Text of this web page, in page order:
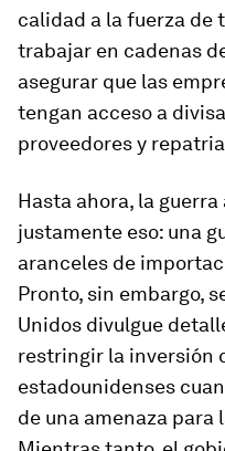
calidad a la fuerza
trabajar en cadenas
asegurar que las
tengan acceso a
proveedores y
Hasta ahora, la
justamente eso: una
aranceles de
Pronto, sin embargo,
Unidos divulgue
restringir la inversión
estadounidenses
de una amenaza para